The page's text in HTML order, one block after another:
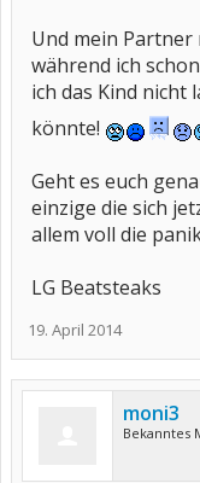
Und mein Partner
während ich
ich das Kind nicht
könnte!
Geht es euch
einzige die sich
allem voll die
LG Beatsteaks
19. April 2014
moni3
Bekanntes